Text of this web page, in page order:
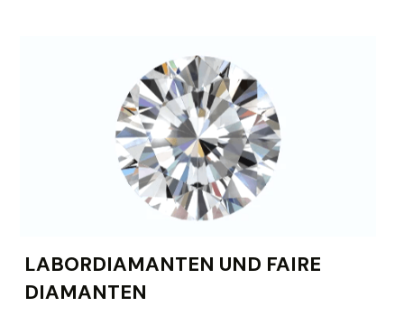
LABORDIAMANTEN UND FAIRE
DIAMANTEN